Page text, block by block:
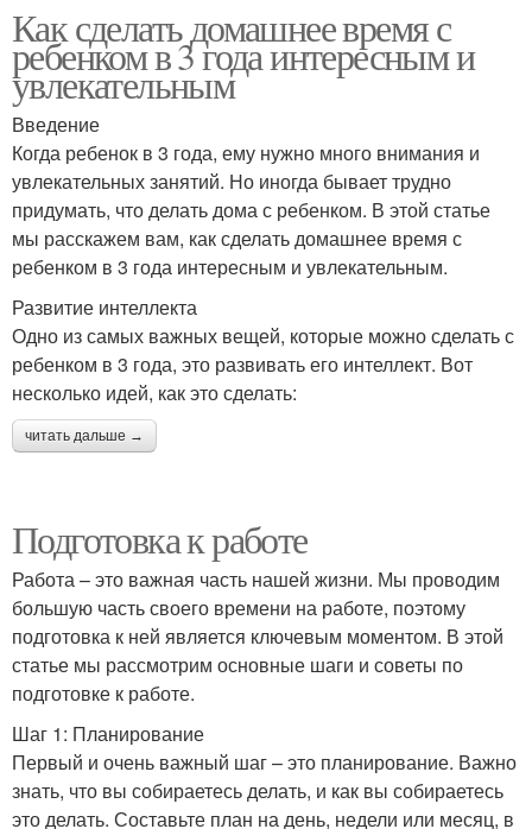
Как сделать домашнее время с
ребенком в 3 года интересным и
увлекательным
Введение
Когда ребенок в 3 года, ему нужно много внимания и
увлекательных занятий. Но иногда бывает трудно
придумать, что делать дома с ребенком. В этой статье
мы расскажем вам, как сделать домашнее время с
ребенком в 3 года интересным и увлекательным.
Развитие интеллекта
Одно из самых важных вещей, которые можно сделать с
ребенком в 3 года, это развивать его интеллект. Вот
несколько идей, как это сделать:
читать дальше →
Подготовка к работе
Работа – это важная часть нашей жизни. Мы проводим
большую часть своего времени на работе, поэтому
подготовка к ней является ключевым моментом. В этой
статье мы рассмотрим основные шаги и советы по
подготовке к работе.
Шаг 1: Планирование
Первый и очень важный шаг – это планирование. Важно
знать, что вы собираетесь делать, и как вы собираетесь
это делать. Составьте план на день, недели или месяц, в